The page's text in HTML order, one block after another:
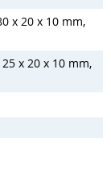
x 20 x 10 mm,
x 20 x 10 mm,